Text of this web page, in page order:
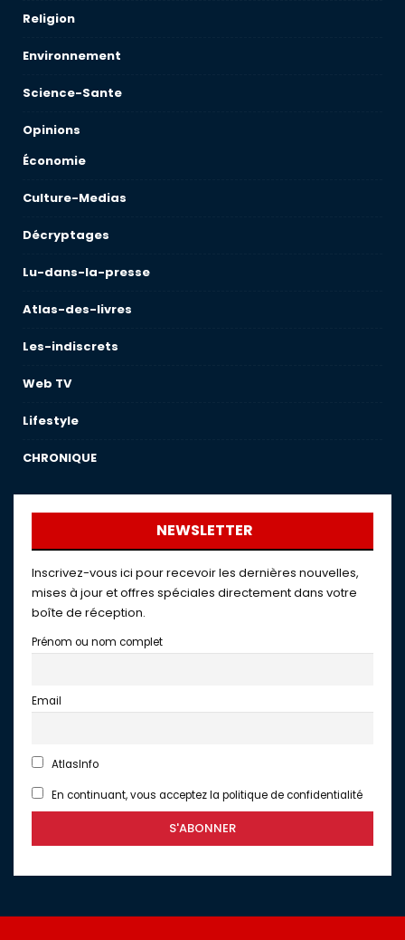
Religion
Environnement
Science-Sante
Opinions
Économie
Culture-Medias
Décryptages
Lu-dans-la-presse
Atlas-des-livres
Les-indiscrets
Web TV
Lifestyle
CHRONIQUE
NEWSLETTER
Inscrivez-vous ici pour recevoir les dernières nouvelles,
mises à jour et offres spéciales directement dans votre
boîte de réception.
Prénom ou nom complet
Email
AtlasInfo
En continuant, vous acceptez la politique de confidentialité